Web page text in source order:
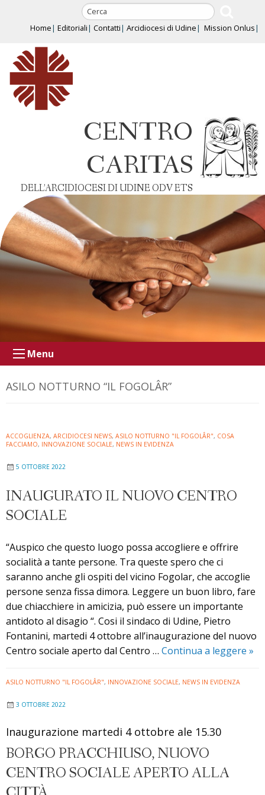
content
Home Editoriali Contatti Arcidiocesi di Udine Mission Onlus
CENTRO
CARITAS
DELL’ARCIDIOCESI DI UDINE ODV ETS
Menu
ASILO NOTTURNO “IL FOGOLÂR”
ACCOGLIENZA, ARCIDIOCESI NEWS, ASILO NOTTURNO "IL FOGOLÂR", COSA
FACCIAMO, INNOVAZIONE SOCIALE, NEWS IN EVIDENZA
5 OTTOBRE 2022
INAUGURATO IL NUOVO CENTRO
SOCIALE
“Auspico che questo luogo possa accogliere e offrire
socialità a tante persone. Tra queste spero che ci
saranno anche gli ospiti del vicino Fogolar, che accoglie
persone senza fissa dimora. Leggere un buon libro, fare
due chiacchiere in amicizia, può essere un importante
antidoto al disagio “. Cosi il sindaco di Udine, Pietro
Fontanini, martedi 4 ottobre all’inaugurazione del nuovo
Centro sociale aperto dal Centro … Continua a leggere »
ASILO NOTTURNO "IL FOGOLÂR", INNOVAZIONE SOCIALE, NEWS IN EVIDENZA
3 OTTOBRE 2022
Inaugurazione martedi 4 ottobre ale 15.30
BORGO PRACCHIUSO, NUOVO
CENTRO SOCIALE APERTO ALLA